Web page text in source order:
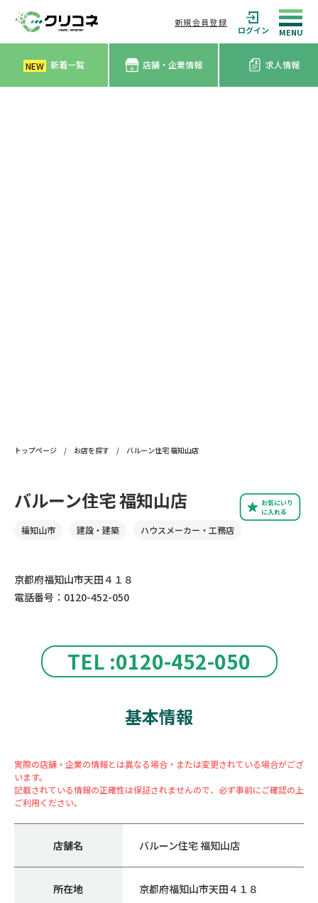
新規会員登録
ログイン
NEW 新着一覧 店舗・企業情報 求人情報
トップページ / お店を探す / バルーン住宅 福知山店
TEL :0120-452-050
お気にいり
に入れる
バルーン住宅 福知山店
福知山市 建設・建築 ハウスメーカー・工務店
京都府福知山市天田４１８
電話番号：0120-452-050
基本情報
実際の店舗・企業の情報とは異なる場合・または変更されている場合がござ
います。
記載されている情報の正確性は保証されませんので、必ず事前にご確認の上
ご利用ください。
店舗名 バルーン住宅 福知山店
所在地 京都府福知山市天田４１８